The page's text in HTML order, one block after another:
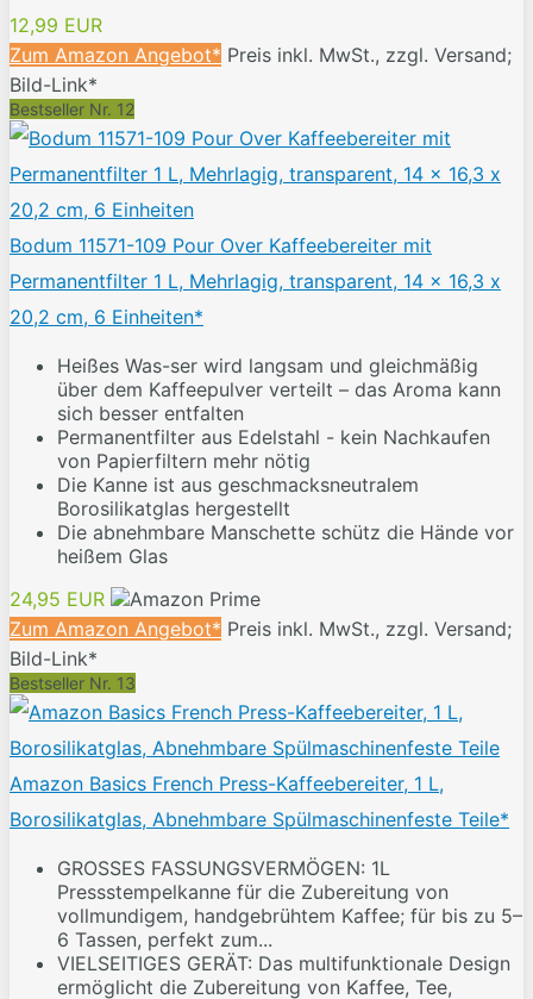
12,99 EUR
Zum Amazon Angebot* Preis inkl. MwSt., zzgl. Versand;
Bild-Link*
Bestseller Nr. 12
Bodum 11571-109 Pour Over Kaffeebereiter mit
Permanentfilter 1 L, Mehrlagig, transparent, 14 x 16,3 x
20,2 cm, 6 Einheiten*
Heißes Was-ser wird langsam und gleichmäßig
über dem Kaffeepulver verteilt – das Aroma kann
sich besser entfalten
Permanentfilter aus Edelstahl - kein Nachkaufen
von Papierfiltern mehr nötig
Die Kanne ist aus geschmacksneutralem
Borosilikatglas hergestellt
Die abnehmbare Manschette schütz die Hände vor
heißem Glas
24,95 EUR
Zum Amazon Angebot* Preis inkl. MwSt., zzgl. Versand;
Bild-Link*
Bestseller Nr. 13
Amazon Basics French Press-Kaffeebereiter, 1 L,
Borosilikatglas, Abnehmbare Spülmaschinenfeste Teile*
GROSSES FASSUNGSVERMÖGEN: 1L
Pressstempelkanne für die Zubereitung von
vollmundigem, handgebrühtem Kaffee; für bis zu 5–
6 Tassen, perfekt zum...
VIELSEITIGES GERÄT: Das multifunktionale Design
ermöglicht die Zubereitung von Kaffee, Tee,